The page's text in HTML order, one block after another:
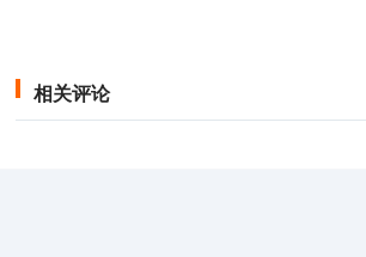
相关评论